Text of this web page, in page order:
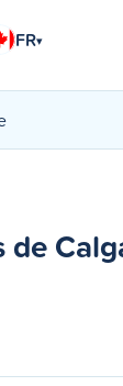
FR▾